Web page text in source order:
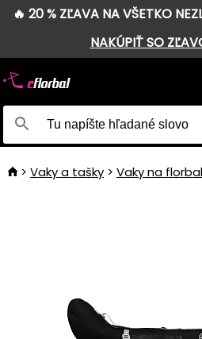
🔥 20 % ZĽAVA NA VŠETKO
NAKÚPIŤ SO
Vaky a tašky Vaky na